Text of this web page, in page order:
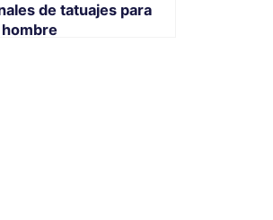
de tatuajes para